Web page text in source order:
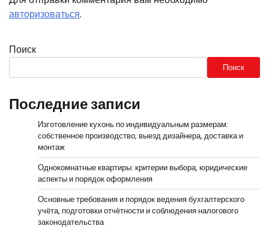
авторизоваться.
Поиск
Поиск
Последние записи
Изготовление кухонь по индивидуальным размерам:
собственное производство, выезд дизайнера, доставка и
монтаж
Однокомнатные квартиры: критерии выбора, юридические
аспекты и порядок оформления
Основные требования и порядок ведения бухгалтерского
учёта, подготовки отчётности и соблюдения налогового
законодательства